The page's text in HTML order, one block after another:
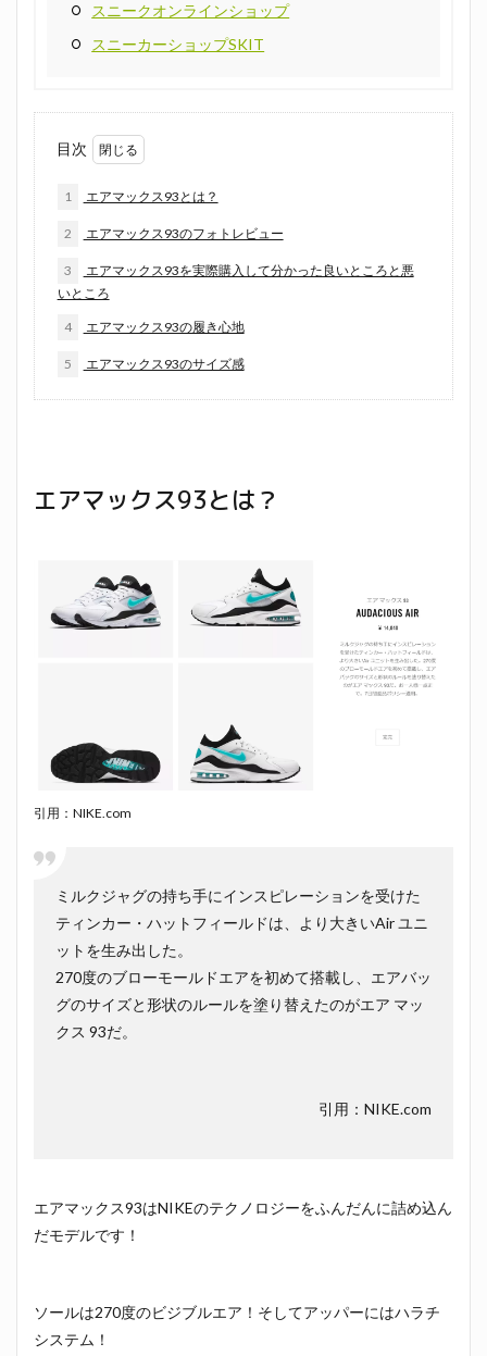
スニークオンラインショップ
スニーカーショップSKIT
目次
1 エアマックス93とは？
2 エアマックス93のフォトレビュー
3
エアマックス93を実際購入して分かった良いところと悪
いところ
4 エアマックス93の履き心地
5 エアマックス93のサイズ感
エアマックス93とは？
引用：NIKE.com
ミルクジャグの持ち手にインスピレーションを受けた
ティンカー・ハットフィールドは、より大きいAir ユニ
ットを生み出した。
270度のブローモールドエアを初めて搭載し、エアバッ
グのサイズと形状のルールを塗り替えたのがエア マッ
クス 93だ。
引用：NIKE.com
エアマックス93はNIKEのテクノロジーをふんだんに詰め込ん
だモデルです！
ソールは270度のビジブルエア！そしてアッパーにはハラチ
システム！